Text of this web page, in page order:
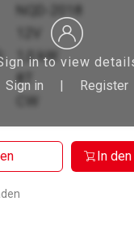
NQD-2018
1,0 kW
8T
CW
in to view
Sign in
Register
In